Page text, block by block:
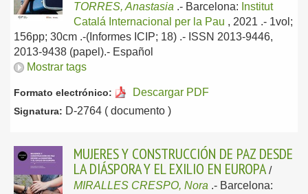
TORRES, Anastasia .- Barcelona: Institut
Catalá Internacional per la Pau , 2021 .- 1vol;
156pp; 30cm .-(Informes ICIP; 18) .- ISSN 2013-9446,
2013-9438 (papel).- Español
Mostrar tags
Formato electrónico: Descargar PDF
Signatura: D-2764 ( documento )
MUJERES Y CONSTRUCCIÓN DE PAZ DESDE
LA DIÁSPORA Y EL EXILIO EN EUROPA /
MIRALLES CRESPO, Nora .- Barcelona: